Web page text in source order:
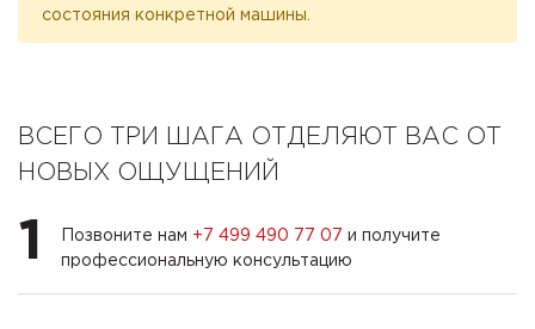
состояния конкретной машины.
ВСЕГО ТРИ ШАГА ОТДЕЛЯЮТ ВАС ОТ
НОВЫХ ОЩУЩЕНИЙ
1 Позвоните нам +7 499 490 77 07 и получите
профессиональную консультацию